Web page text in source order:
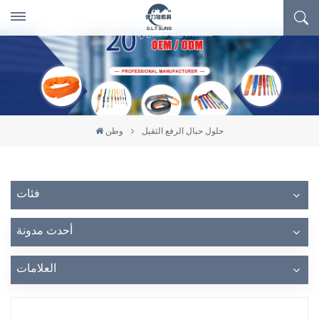
وطن حلول حبال الرفع الثقيل
فئات
أحدث مدونة
العلامات